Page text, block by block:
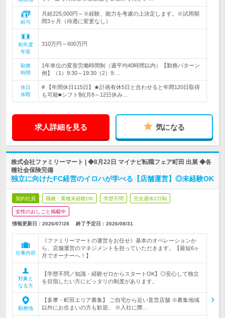
給与
月給225,000円～※経験、能力を考慮の上決定します。※試用期
間3ヶ月（待遇に変更なし）
初年度
年収
310万円～600万円
勤務
時間
1年単位の変形労働時間制（週平均40時間以内）【勤務パターン
例】（1）9:30～19:30（2）9:…
休日
休暇
# 【年間休日115日】★計画有休5日と合わせると年間120日取得
も可能■シフト制(月8～12日休み…
求人詳細を見る 気になる
株式会社ファミリーマート | ◆8月22日 マイナビ転職フェア町田 出展 ◆各
種社会保険完備
独立に向けたFC経営のイロハが学べる【店舗運営】◎未経験OK
契約社員 職種・業種未経験OK 学歴不問 完全週休2日制
女性のおしごと掲載中
情報更新日：2026/07/28 終了予定日： 2026/08/31
仕事内容
《ファミリーマートの運営をお任せ》基本のオペレーションか
ら、店舗運営のマネジメントを担っていただきます。【最短6ヶ
月でオーナーへ！】
対象と
なる方
【学歴不問／知識・経験ゼロからスタートOK】◎安心して独立
を目指したい方にピッタリの制度があります。
勤務地
【多摩・町田エリア募集】 ご自宅から近い直営店舗 ※募集地域
以外にお住まいの方も歓迎。 ※入社に際…